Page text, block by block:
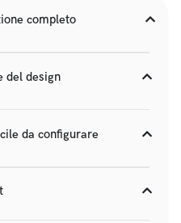
completo
del design
da configurare